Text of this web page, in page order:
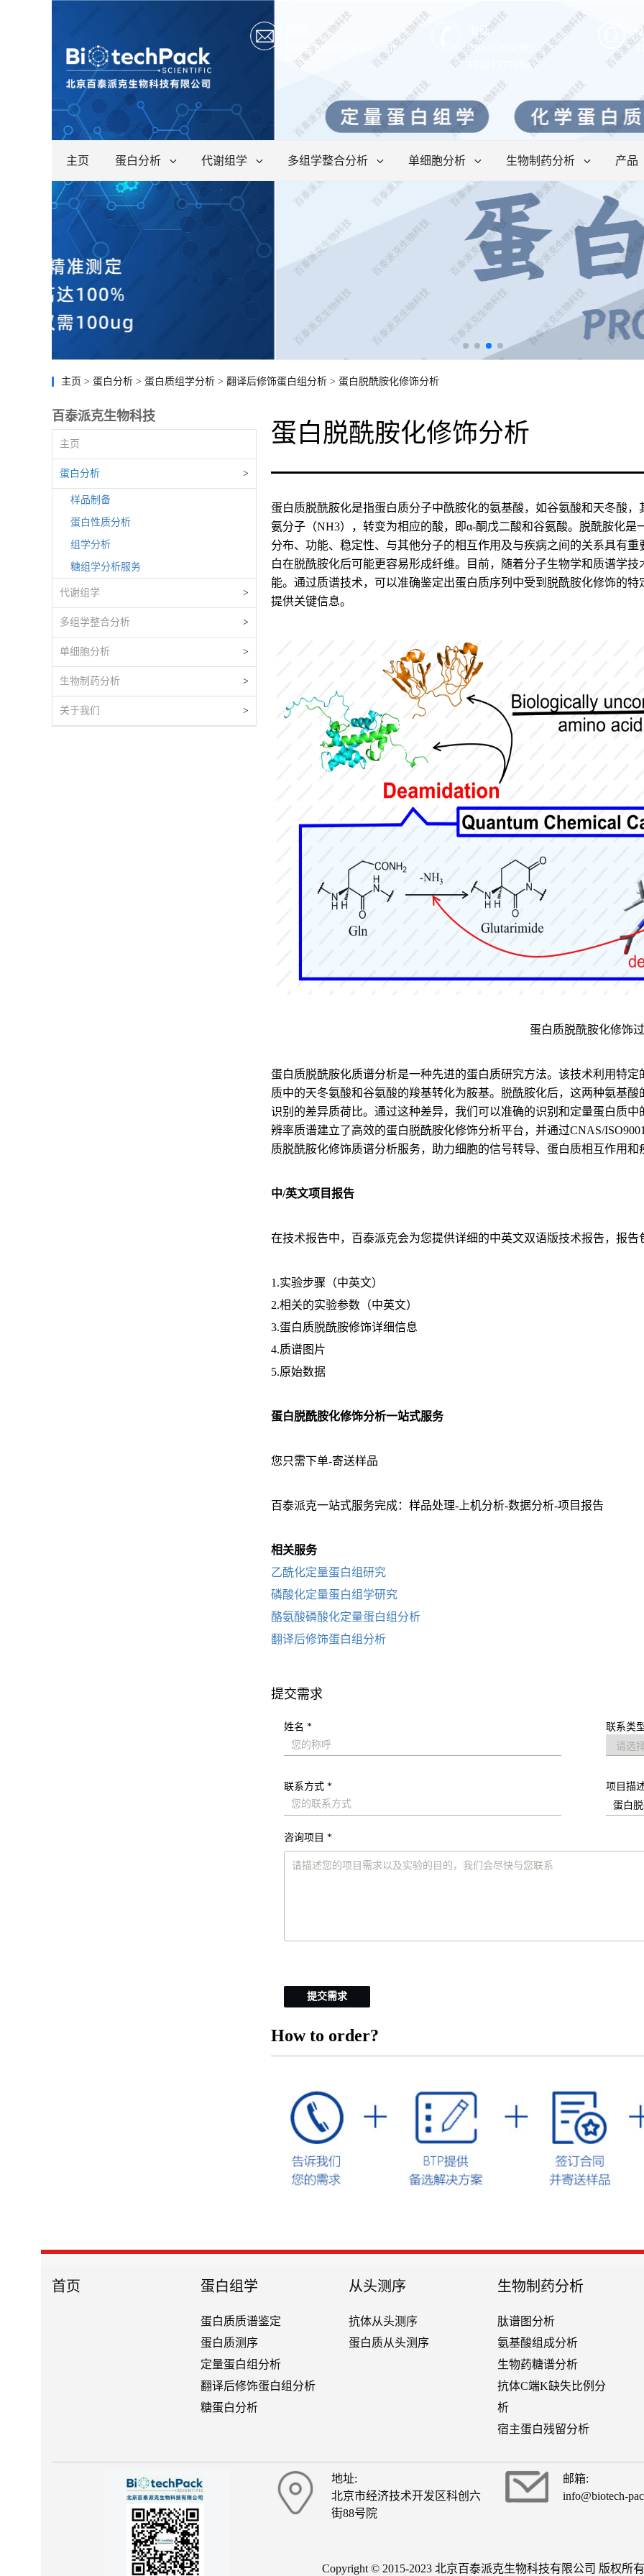
info@biotech-pack.com
电话:
010-67869385
15201377680
主页 蛋白分析 代谢组学 多组学整合分析 单细胞分析 生物制药分析 产品
主页 > 蛋白分析 > 蛋白质组学分析 > 翻译后修饰蛋白组分析 > 蛋白脱酰胺化修饰分析
百泰派克生物科技
主页
蛋白分析 >
样品制备
蛋白性质分析
组学分析
糖组学分析服务
代谢组学 >
多组学整合分析 >
单细胞分析 >
生物制药分析 >
关于我们 >
蛋白脱酰胺化修饰分析
蛋白质脱酰胺化是指蛋白质分子中酰胺化的氨基酸，如谷氨酸和天冬酸，
氨分子（NH3），转变为相应的酸，即α-酮戊二酸和谷氨酸。脱酰胺化
分布、功能、稳定性、与其他分子的相互作用及与疾病之间的关系具有
白在脱酰胺化后可能更容易形成纤维。目前，随着分子生物学和质谱学
能。通过质谱技术，可以准确鉴定出蛋白质序列中受到脱酰胺化修饰的
提供关键信息。
蛋白质脱酰胺化修饰
蛋白质脱酰胺化质谱分析是一种先进的蛋白质研究方法。该技术利用特
质中的天冬氨酸和谷氨酸的羧基转化为胺基。脱酰胺化后，这两种氨基
识别的差异质荷比。通过这种差异，我们可以准确的识别和定量蛋白质
辨率质谱建立了高效的蛋白脱酰胺化修饰分析平台，并通过CNAS/
质脱酰胺化修饰质谱分析服务，助力细胞的信号转导、蛋白质相互作用和
中/英文项目报告
在技术报告中，百泰派克会为您提供详细的中英文双语版技术报告，报告
1.实验步骤（中英文）
2.相关的实验参数（中英文）
3.蛋白质脱酰胺修饰详细信息
4.质谱图片
5.原始数据
蛋白脱酰胺化修饰分析一站式服务
您只需下单-寄送样品
百泰派克一站式服务完成：样品处理-上机分析-数据分析-项目报告
相关服务
乙酰化定量蛋白组研究
磷酸化定量蛋白组学研究
酪氨酸磷酸化定量蛋白组分析
翻译后修饰蛋白组分析
提交需求
姓名 * 联系类
联系方式 * 项目描
咨询项目 *
提交需求
How to order?
首页 蛋白组学
蛋白质质谱鉴定
蛋白质测序
定量蛋白组分析
翻译后修饰蛋白组分析
糖蛋白分析
从头测序
抗体从头测序
蛋白质从头测序
生物制药分析
肽谱图分析
氨基酸组成分析
生物药糖谱分析
抗体C端K缺失比例分
析
宿主蛋白残留分析
地址:
北京市经济技术开发区科创六
街88号院
邮箱:
info@biotech-
Copyright © 2015-2023 北京百泰派克生物科技有限公司 版权所有